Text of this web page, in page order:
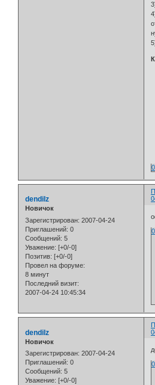
0
dendilz
Новичок
Зарегистрирован: 2007-04-24
Приглашений: 0
Сообщений: 5
Уважение: [+0/-0]
Позитив: [+0/-0]
Провел на форуме:
8 минут
Последний визит:
2007-04-24 10:45:34
0
dendilz
Новичок
Зарегистрирован: 2007-04-24
Приглашений: 0
Сообщений: 5
Уважение: [+0/-0]
0